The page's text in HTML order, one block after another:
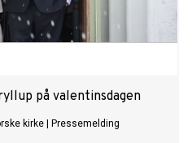
på valentinsdagen
kirke Pressemelding